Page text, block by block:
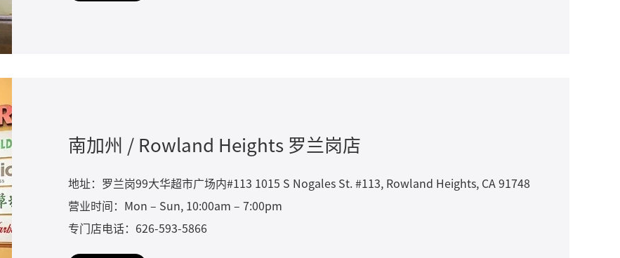
南加州 / Rowland Heights 罗兰岗店
地址：罗兰岗99大华超市广场内#113 1015 S Nogales St. #113, Rowland Heights, CA 91748
营业时间：Mon – Sun, 10:00am – 7:00pm
专门店电话：626-593-5866